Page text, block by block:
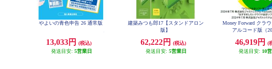
やよいの青色申告 26 通常版
13,033円
(税込)
発送目安: 5営業日
建築みつも郎17【スタンドアロン
版】
62,222円
(税込)
発送目安: 5営業日
Money Forward クラ
アルコード版（
46,919円
(
発送目安: 10